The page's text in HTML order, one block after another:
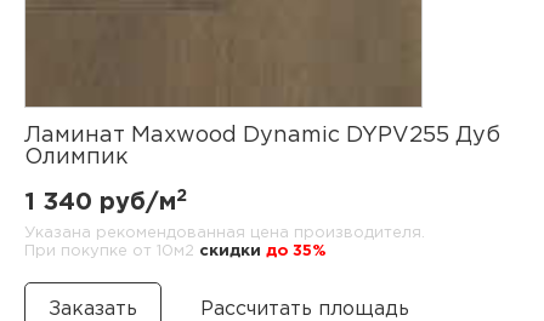
Ламинат Maxwood Dynamic DYPV255 Дуб
Олимпик
1 340 руб/м2
Указана рекомендованная цена производителя.
При покупке от 10м2 cкидки до 35%
Рассчитать площадь